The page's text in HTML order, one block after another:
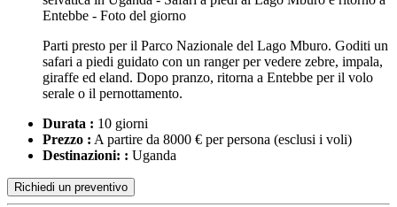
Parti presto per il Parco Nazionale del Lago Mburo. Goditi un
safari a piedi guidato con un ranger per vedere zebre, impala,
giraffe ed eland. Dopo pranzo, ritorna a Entebbe per il volo
serale o il pernottamento.
Durata : 10 giorni
Prezzo : A partire da 8000 € per persona (esclusi i voli)
Destinazioni: : Uganda
Richiedi un preventivo